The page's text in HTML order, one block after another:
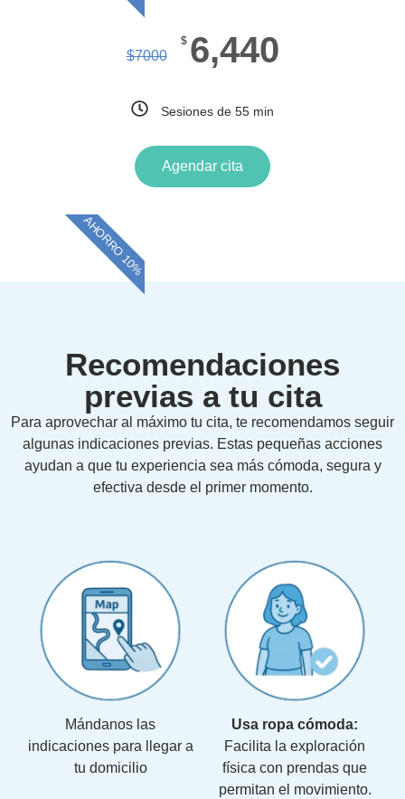
$7000
$ 6,440
Sesiones de 55 min
Agendar cita
AHORRO 10%
Mándanos las
indicaciones para llegar a
tu domicilio
Usa ropa cómoda:
Facilita la exploración
física con prendas que
permitan el movimiento.
Recomendaciones
previas a tu cita
Para aprovechar al máximo tu cita, te recomendamos seguir
algunas indicaciones previas. Estas pequeñas acciones
ayudan a que tu experiencia sea más cómoda, segura y
efectiva desde el primer momento.